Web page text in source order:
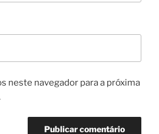
neste navegador para a próxima